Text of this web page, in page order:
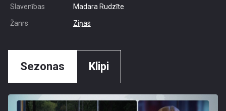
Slavenības Madara Rudzīte
Žanrs Ziņas
Sezonas Klipi